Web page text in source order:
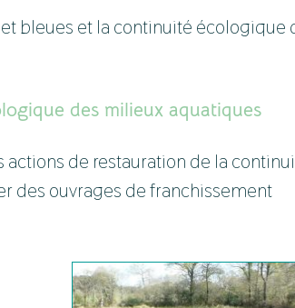
bleues et la continuité
des milieux aquatiques
actions de restauration de la
des ouvrages de franchissement